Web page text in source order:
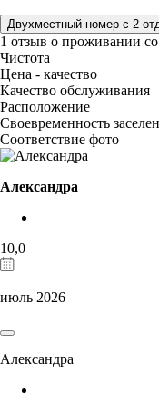
Двухместный номер с 2
1 отзыв о проживании
Чистота
Цена - качество
Качество обслуживания
Расположение
Своевременность
Соответствие фото
Александра
10,0
июль 2026
Александра